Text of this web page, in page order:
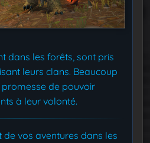
dans les forêts, sont pris
leurs clans. Beaucoup
de pouvoir
à leur volonté.
de vos aventures dans les